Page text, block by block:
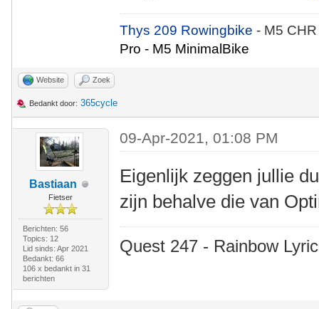
Thys 209 Rowingbike- M5
Pro - M5 MinimalBike
Website Zoek
Bedankt door: 365cycle
Bastiaan
Fietser
Berichten: 56
Topics: 12
Lid sinds: Apr 2021
Bedankt: 66
106 x bedankt in 31
berichten
09-Apr-2021, 01:08 PM
Eigenlijk zeggen jullie
zijn behalve die van
Quest 247 - Rainbow